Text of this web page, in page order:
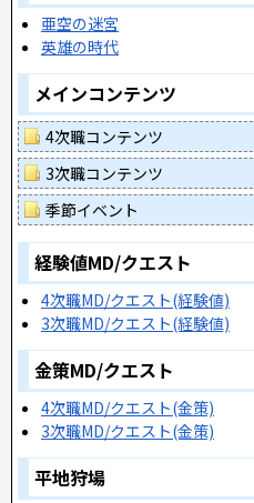
亜空の迷宮
英雄の時代
メインコンテンツ
4次職コンテンツ
3次職コンテンツ
季節イベント
経験値MD/クエスト
4次職MD/クエスト(経験値)
3次職MD/クエスト(経験値)
金策MD/クエスト
4次職MD/クエスト(金策)
3次職MD/クエスト(金策)
平地狩場